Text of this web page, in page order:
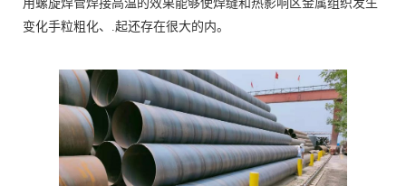
用螺旋焊管焊接高温的效果能够使焊缝和热影响区金属组织发生
变化手粒粗化、.起还存在很大的内。